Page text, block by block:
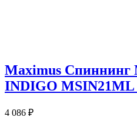
Maximus Спиннинг
INDIGO MSIN21ML
4 086 ₽